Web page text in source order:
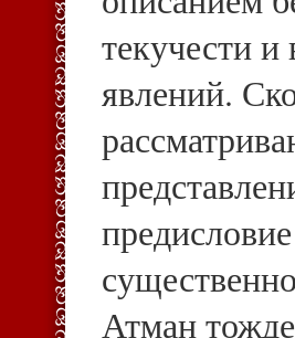
текучести и
явлений.
Атман